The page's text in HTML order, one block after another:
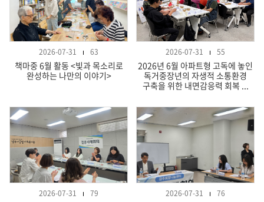
2026-07-31 63
책마중 6월 활동 <빛과 목소리로
완성하는 나만의 이야기>
2026-07-31 55
2026년 6월 아파트형 고독에 놓인
독거중장년의 자생적 소통환경
구축을 위한 내면감응력 회복 ...
2026-07-31 79 2026-07-31 76